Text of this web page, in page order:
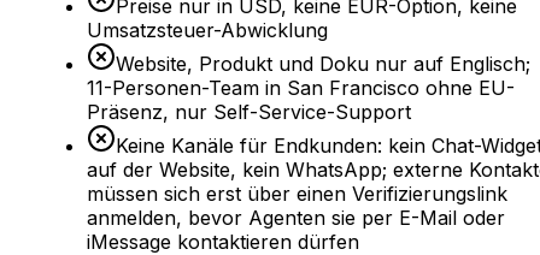
Preise nur in USD, keine EUR-Option, keine
Umsatzsteuer-Abwicklung
Website, Produkt und Doku nur auf Englisch;
11-Personen-Team in San Francisco ohne EU-
Präsenz, nur Self-Service-Support
Keine Kanäle für Endkunden: kein Chat-
auf der Website, kein WhatsApp; externe
müssen sich erst über einen Verifizierungslink
anmelden, bevor Agenten sie per E-Mail oder
iMessage kontaktieren dürfen